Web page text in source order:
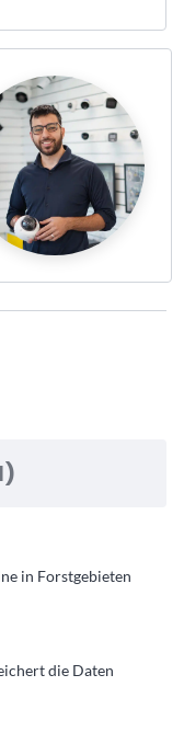
in Forstgebieten
die Daten